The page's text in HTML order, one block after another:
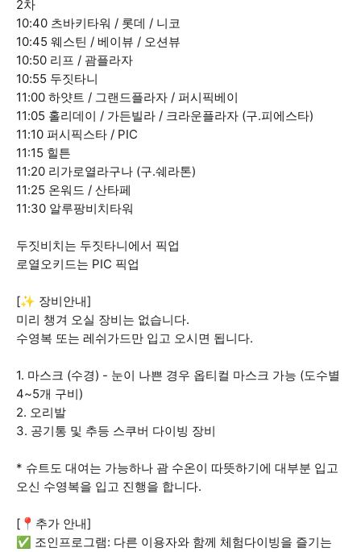
2차
10:40 츠바키타워 / 롯데 / 니코
10:45 웨스틴 / 베이뷰 / 오션뷰
10:50 리프 / 괌플라자
10:55 두짓타니
11:00 하얏트 / 그랜드플라자 / 퍼시픽베이
11:05 홀리데이 / 가든빌라 / 크라운플라자 (구.피에스타)
11:10 퍼시픽스타 / PIC
11:15 힐튼
11:20 리가로열라구나 (구.쉐라톤)
11:25 온워드 / 산타페
11:30 알루팡비치타워
두짓비치는 두짓타니에서 픽업
로열오키드는 PIC 픽업
[✨ 장비안내]
미리 챙겨 오실 장비는 없습니다.
수영복 또는 레쉬가드만 입고 오시면 됩니다.
1. 마스크 (수경) - 눈이 나쁜 경우 옵티컬 마스크 가능 (도수별
4~5개 구비)
2. 오리발
3. 공기통 및 추등 스쿠버 다이빙 장비
* 슈트도 대여는 가능하나 괌 수온이 따뜻하기에 대부분 입고
오신 수영복을 입고 진행을 합니다.
[📍추가 안내]
✅ 조인프로그램: 다른 이용자와 함께 체험다이빙을 즐기는